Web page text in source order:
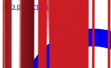
Без регистрације